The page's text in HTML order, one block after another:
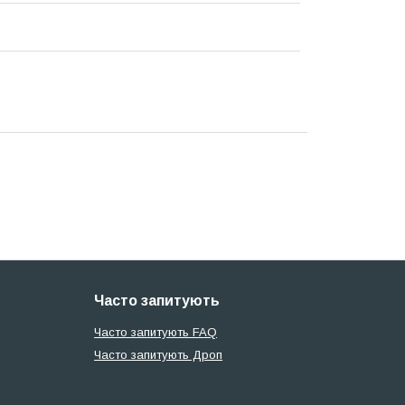
Часто запитують
Часто запитують FAQ
Часто запитують Дроп